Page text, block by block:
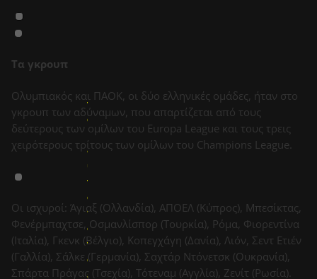
Τα γκρουπ
Ολυμπιακός και ΠΑΟΚ, οι δύο ελληνικές ομάδες, ήταν στο
γκρουπ των αδύναμων, που απαρτίζεται από τους
δεύτερους των ομίλων του Europa League και τους τρεις
χειρότερους τρίτους των ομίλων του Champions League.
Οι ισχυροί: Άγιαξ (Ολλανδία), ΑΠΟΕΛ (Κύπρος), Μπεσίκτας,
Φενέρμπαχτσε, Οσμανλίσπορ (Τουρκία), Ρόμα, Φιορεντίνα
(Ιταλία), Γκενκ (Βέλγιο), Κοπεγχάγη (Δανία), Λιόν, Σεντ Ετιέν
(Γαλλία), Σάλκε (Γερμανία), Σαχτάρ Ντόνετσκ (Ουκρανία),
Σπάρτα Πράγας (Τσεχία), Τότεναμ (Αγγλία), Ζενίτ (Ρωσία).
ν
α
ι
δ
ν
α
τ
ό
ν
σ
ε